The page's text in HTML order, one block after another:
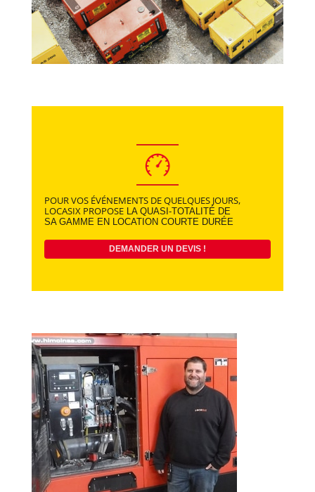
POUR VOS ÉVÉNEMENTS DE QUELQUES JOURS,
LOCASIX PROPOSELA QUASI-TOTALITÉ DE
SA GAMME EN LOCATION COURTE DURÉE
DEMANDER UN DEVIS !